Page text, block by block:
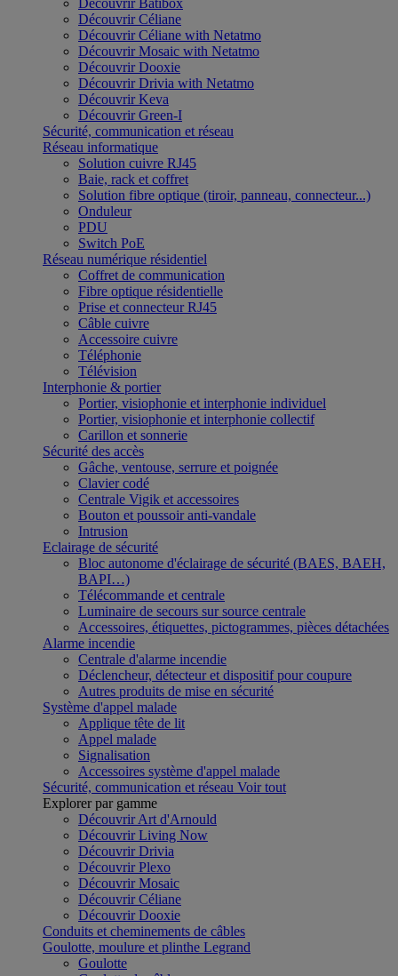
Découvrir Batibox
Découvrir Céliane
Découvrir Céliane with Netatmo
Découvrir Mosaic with Netatmo
Découvrir Dooxie
Découvrir Drivia with Netatmo
Découvrir Keva
Découvrir Green-I
Sécurité, communication et réseau
Réseau informatique
Solution cuivre RJ45
Baie, rack et coffret
Solution fibre optique (tiroir, panneau, connecteur...)
Onduleur
PDU
Switch PoE
Réseau numérique résidentiel
Coffret de communication
Fibre optique résidentielle
Prise et connecteur RJ45
Câble cuivre
Accessoire cuivre
Téléphonie
Télévision
Interphonie & portier
Portier, visiophonie et interphonie individuel
Portier, visiophonie et interphonie collectif
Carillon et sonnerie
Sécurité des accès
Gâche, ventouse, serrure et poignée
Clavier codé
Centrale Vigik et accessoires
Bouton et poussoir anti-vandale
Intrusion
Eclairage de sécurité
Bloc autonome d'éclairage de sécurité (BAES, BAEH,
BAPI…)
Télécommande et centrale
Luminaire de secours sur source centrale
Accessoires, étiquettes, pictogrammes, pièces détachées
Alarme incendie
Centrale d'alarme incendie
Déclencheur, détecteur et dispositif pour coupure
Autres produits de mise en sécurité
Système d'appel malade
Applique tête de lit
Appel malade
Signalisation
Accessoires système d'appel malade
Sécurité, communication et réseau Voir tout
Explorer par gamme
Découvrir Art d'Arnould
Découvrir Living Now
Découvrir Drivia
Découvrir Plexo
Découvrir Mosaic
Découvrir Céliane
Découvrir Dooxie
Conduits et cheminements de câbles
Goulotte, moulure et plinthe Legrand
Goulotte